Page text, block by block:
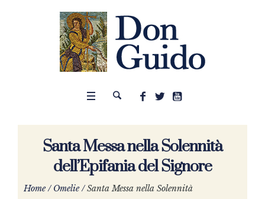
Santa Messa nella Solennità
dell’Epifania del Signore
Home /Omelie /Santa Messa nella Solennità